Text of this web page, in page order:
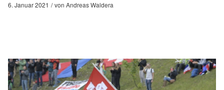
6. Januar 2021 von Andreas Waldera